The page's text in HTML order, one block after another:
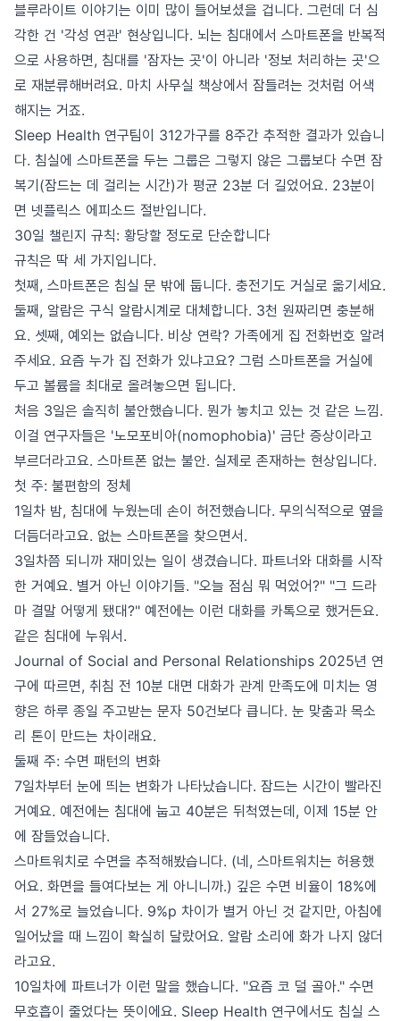
블루라이트 이야기는 이미 많이 들어보셨을 겁니다. 그런데 더 심
각한 건 '각성 연관' 현상입니다. 뇌는 침대에서 스마트폰을 반복적
으로 사용하면, 침대를 '잠자는 곳'이 아니라 '정보 처리하는 곳'으
로 재분류해버려요. 마치 사무실 책상에서 잠들려는 것처럼 어색
해지는 거죠.
Sleep Health 연구팀이 312가구를 8주간 추적한 결과가 있습니
다. 침실에 스마트폰을 두는 그룹은 그렇지 않은 그룹보다 수면 잠
복기(잠드는 데 걸리는 시간)가 평균 23분 더 길었어요. 23분이
면 넷플릭스 에피소드 절반입니다.
30일 챌린지 규칙: 황당할 정도로 단순합니다
규칙은 딱 세 가지입니다.
첫째, 스마트폰은 침실 문 밖에 둡니다. 충전기도 거실로 옮기세요.
둘째, 알람은 구식 알람시계로 대체합니다. 3천 원짜리면 충분해
요. 셋째, 예외는 없습니다. 비상 연락? 가족에게 집 전화번호 알려
주세요. 요즘 누가 집 전화가 있냐고요? 그럼 스마트폰을 거실에
두고 볼륨을 최대로 올려놓으면 됩니다.
처음 3일은 솔직히 불안했습니다. 뭔가 놓치고 있는 것 같은 느낌.
이걸 연구자들은 '노모포비아(nomophobia)' 금단 증상이라고
부르더라고요. 스마트폰 없는 불안. 실제로 존재하는 현상입니다.
첫 주: 불편함의 정체
1일차 밤, 침대에 누웠는데 손이 허전했습니다. 무의식적으로 옆을
더듬더라고요. 없는 스마트폰을 찾으면서.
3일차쯤 되니까 재미있는 일이 생겼습니다. 파트너와 대화를 시작
한 거예요. 별거 아닌 이야기들. "오늘 점심 뭐 먹었어?" "그 드라
마 결말 어떻게 됐대?" 예전에는 이런 대화를 카톡으로 했거든요.
같은 침대에 누워서.
Journal of Social and Personal Relationships 2025년 연
구에 따르면, 취침 전 10분 대면 대화가 관계 만족도에 미치는 영
향은 하루 종일 주고받는 문자 50건보다 큽니다. 눈 맞춤과 목소
리 톤이 만드는 차이래요.
둘째 주: 수면 패턴의 변화
7일차부터 눈에 띄는 변화가 나타났습니다. 잠드는 시간이 빨라진
거예요. 예전에는 침대에 눕고 40분은 뒤척였는데, 이제 15분 안
에 잠들었습니다.
스마트워치로 수면을 추적해봤습니다. (네, 스마트워치는 허용했
어요. 화면을 들여다보는 게 아니니까.) 깊은 수면 비율이 18%에
서 27%로 늘었습니다. 9%p 차이가 별거 아닌 것 같지만, 아침에
일어났을 때 느낌이 확실히 달랐어요. 알람 소리에 화가 나지 않더
라고요.
10일차에 파트너가 이런 말을 했습니다. "요즘 코 덜 골아." 수면
무호흡이 줄었다는 뜻이에요. Sleep Health 연구에서도 침실 스